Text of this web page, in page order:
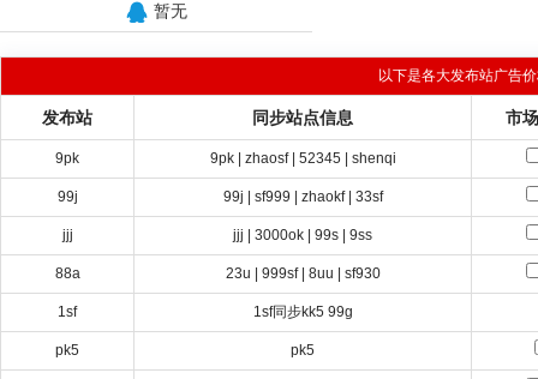
暂无
以下是各大发布站广告
发布站 同步站点信息 市
9pk 9pk | zhaosf | 52345 | shenqi
99j 99j | sf999 | zhaokf | 33sf
jjj jjj | 3000ok | 99s | 9ss
88a 23u | 999sf | 8uu | sf930
1sf 1sf同步kk5 99g
pk5 pk5